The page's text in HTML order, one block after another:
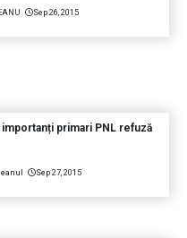
Sep 26, 2015
primari PNL refuză
Sep 27, 2015